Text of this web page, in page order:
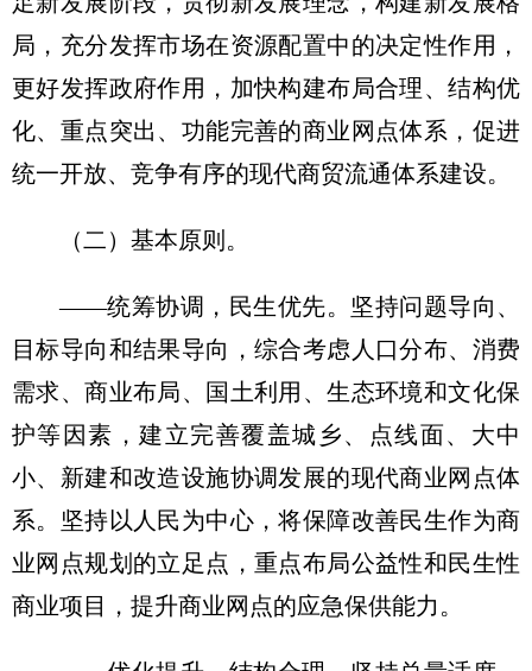
局，充分发挥市场在资源配置中的决定性作用，
更好发挥政府作用，加快构建布局合理、结构优
化、重点突出、功能完善的商业网点体系，促进
统一开放、竞争有序的现代商贸流通体系建设。
（二）基本原则。
——统筹协调，民生优先。坚持问题导向、
目标导向和结果导向，综合考虑人口分布、消费
需求、商业布局、国土利用、生态环境和文化保
护等因素，建立完善覆盖城乡、点线面、大中
小、新建和改造设施协调发展的现代商业网点体
系。坚持以人民为中心，将保障改善民生作为商
业网点规划的立足点，重点布局公益性和民生性
商业项目，提升商业网点的应急保供能力。